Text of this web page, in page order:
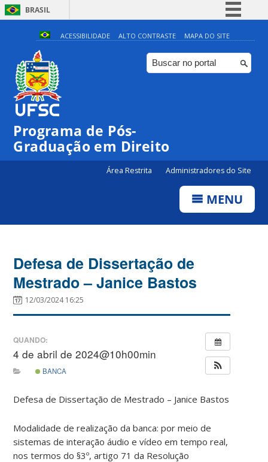
BRASIL
Simplifique!
Comunica BR
Participe
ACESSIBILIDADE ALTO CONTRASTE MAPA DO SITE
Programa de Pós-
Graduação em Direito
Área Restrita Administradores do Site
MENU
Defesa de Dissertação de
Mestrado – Janice Bastos
12/03/2024 16:25
QUANDO:
4 de abril de 2024@10h00min
BANCA
Defesa de Dissertação de Mestrado – Janice Bastos
Modalidade de realização da banca: por meio de
sistemas de interação áudio e vídeo em tempo real,
nos termos do §3º, artigo 71 da Resolução